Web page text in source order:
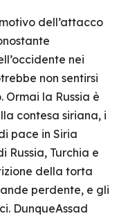
dell’attacco
nei
non sentirsi
la Russia è
contesa siriana, i
pace in Siria
Russia, Turchia e
della torta
perdente, e gli
DunqueAssad